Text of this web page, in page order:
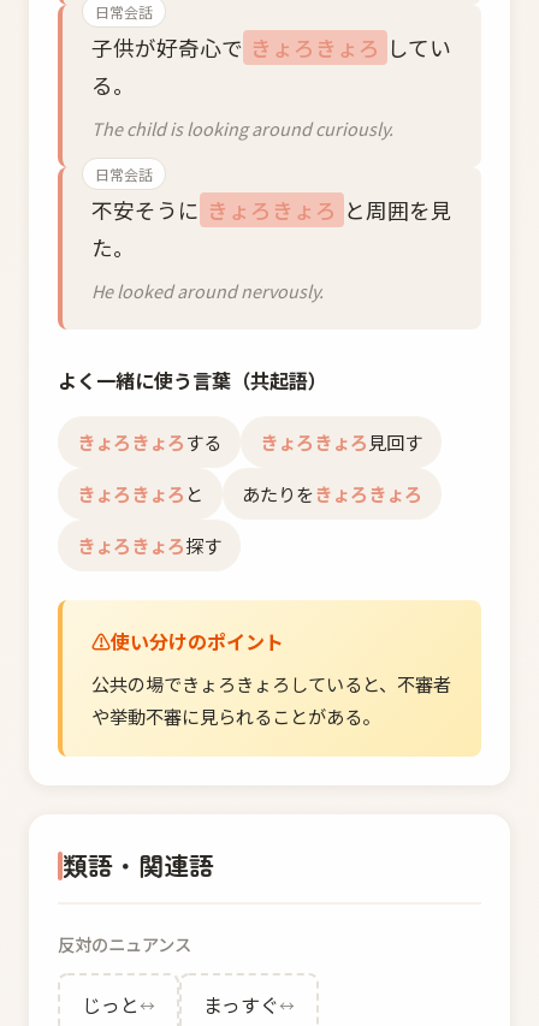
日常会話
子供が好奇心で きょろきょろ してい
る。
The child is looking around curiously.
日常会話
不安そうに きょろきょろ と周囲を見
た。
He looked around nervously.
よく一緒に使う言葉（共起語）
きょろきょろする きょろきょろ 見回す
きょろきょろ と あたりをきょろきょろ
きょろきょろ探す
使い分けのポイント
公共の場できょろきょろしていると、不審者
や挙動不審に見られることがある。
類語・関連語
反対のニュアンス
じっと↔ まっすぐ↔